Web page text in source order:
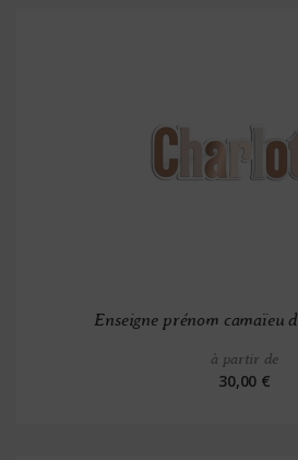
Enseigne prénom camaïeu
à partir de
30,00 €